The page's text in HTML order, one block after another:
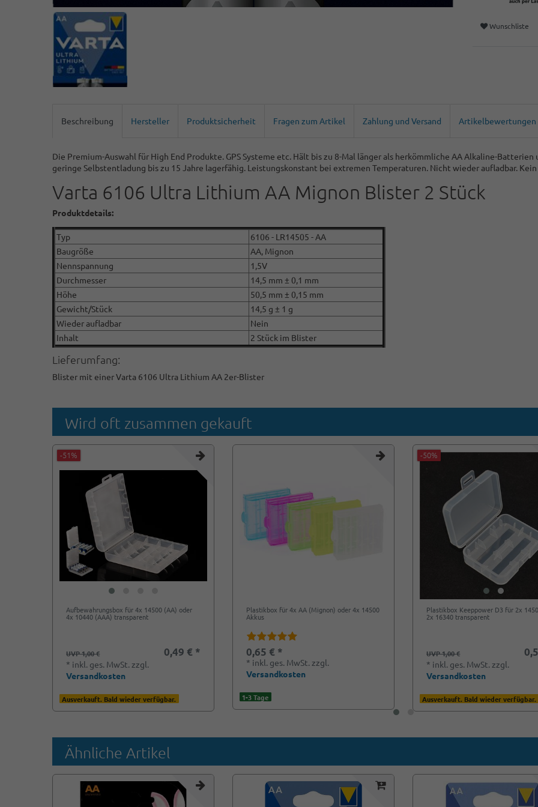
Wunschliste
Beschreibung Hersteller Produktsicherheit Fragen zum Artikel Zahlung und Versand Artikelbewertungen
Die Premium-Auswahl für High End Produkte. GPS Systeme etc. Hält bis zu 8-Mal länger als herkömmliche AA Alkaline-
geringe Selbstentladung bis zu 15 Jahre lagerfähig. Leistungskonstant bei extremen Temperaturen. Nicht wieder aufladbar. Kein
Varta 6106 Ultra Lithium AA Mignon Blister 2 Stück
Produktdetails:
Typ
6106 - LR14505 - AA
Baugröße
AA, Mignon
Nennspannung
1,5V
Durchmesser
14,5 mm ± 0,1 mm
Höhe
50,5 mm ± 0,15 mm
Gewicht/Stück
14,5 g ± 1 g
Wieder aufladbar
Nein
Inhalt
2 Stück im Blister
Lieferumfang:
Blister mit einer Varta 6106 Ultra Lithium AA 2er-Blister
Wird oft zusammen gekauft
-51%
Aufbewahrungsbox für 4x 14500 (AA) oder
4x 10440 (AAA) transparent
UVP 1,00 € 0,49 € *
* inkl. ges. MwSt. zzgl.
Versandkosten
Ausverkauft. Bald wieder verfügbar.
Plastikbox für 4x AA (Mignon) oder 4x 14500
Akkus
0,65 € *
* inkl. ges. MwSt. zzgl.
Versandkosten
1-3 Tage
-50%
Plastikbox Keeppower D3 für 2x
2x 16340 transparent
UVP 1,00 €
* inkl. ges. MwSt. zzgl.
Versandkosten
Ausverkauft. Bald wieder verfügbar.
Ähnliche Artikel